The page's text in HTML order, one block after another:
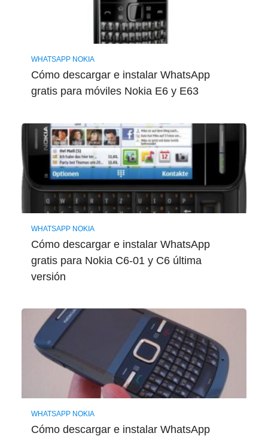
WHATSAPP NOKIA
Cómo descargar e instalar WhatsApp
gratis para móviles Nokia E6 y E63
WHATSAPP NOKIA
Cómo descargar e instalar WhatsApp
gratis para Nokia C6-01 y C6 última
versión
WHATSAPP NOKIA
Cómo descargar e instalar WhatsApp